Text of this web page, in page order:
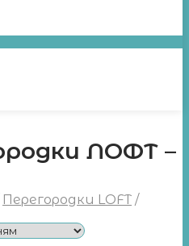
ЛОФТ –
Перегородки LOFT /